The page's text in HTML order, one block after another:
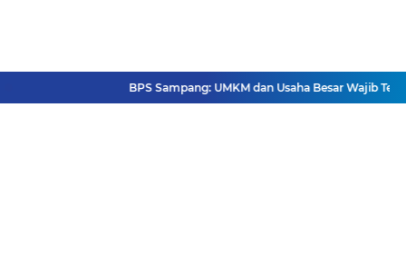
BPS Sampang: UMKM dan Usaha Besar Wajib